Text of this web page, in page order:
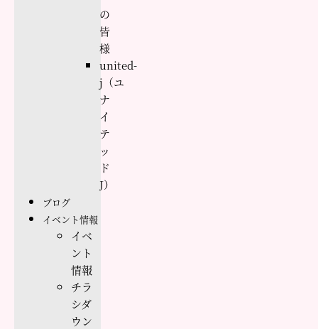
の
皆
様
united-
j（ユ
ナ
イ
テ
ッ
ド
J）
ブログ
イベント情報
イベ
ント
情報
チラ
シダ
ウン